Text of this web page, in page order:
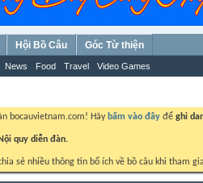
News Food Travel Video Games
Hội Bồ Câu Góc Từ thiện
bocauvietnam.com! Hãy bấm vào đây để ghi
Nội quy diễn đàn.
sẻ nhiều thông tin bổ ích về bồ câu khi tham